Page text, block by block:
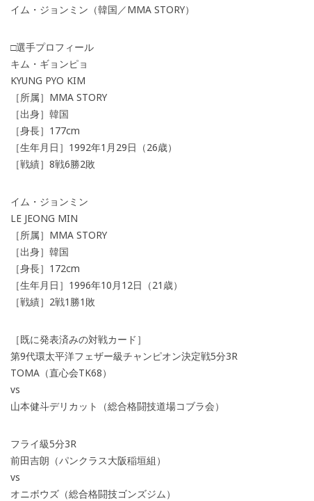
イム・ジョンミン（韓国／MMA STORY）
□選手プロフィール
キム・ギョンピョ
KYUNG PYO KIM
［所属］MMA STORY
［出身］韓国
［身長］177cm
［生年月日］1992年1月29日（26歳）
［戦績］8戦6勝2敗
イム・ジョンミン
LE JEONG MIN
［所属］MMA STORY
［出身］韓国
［身長］172cm
［生年月日］1996年10月12日（21歳）
［戦績］2戦1勝1敗
［既に発表済みの対戦カード］
第9代環太平洋フェザー級チャンピオン決定戦5分3R
TOMA（直心会TK68）
vs
山本健斗デリカット（総合格闘技道場コブラ会）
フライ級5分3R
前田吉朗（パンクラス大阪稲垣組）
vs
オニボウズ（総合格闘技ゴンズジム）